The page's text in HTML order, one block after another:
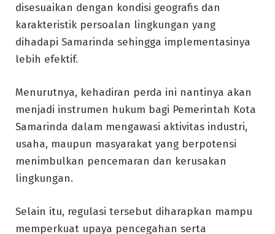
disesuaikan dengan kondisi geografis dan
karakteristik persoalan lingkungan yang
dihadapi Samarinda sehingga implementasinya
lebih efektif.
Menurutnya, kehadiran perda ini nantinya akan
menjadi instrumen hukum bagi Pemerintah Kota
Samarinda dalam mengawasi aktivitas industri,
usaha, maupun masyarakat yang berpotensi
menimbulkan pencemaran dan kerusakan
lingkungan.
Selain itu, regulasi tersebut diharapkan mampu
memperkuat upaya pencegahan serta